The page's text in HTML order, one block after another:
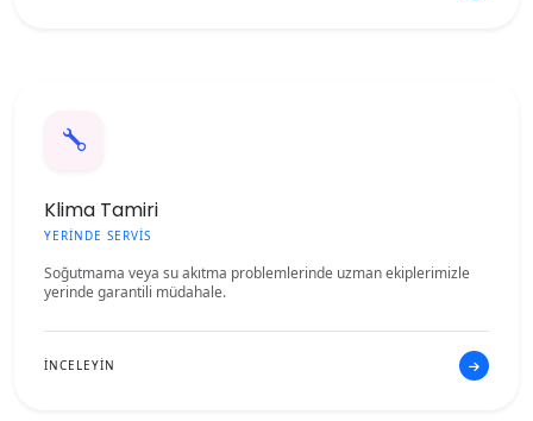
Klima Tamiri
YERİNDE SERVİS
Soğutmama veya su akıtma problemlerinde uzman ekiplerimizle
yerinde garantili müdahale.
İNCELEYİN